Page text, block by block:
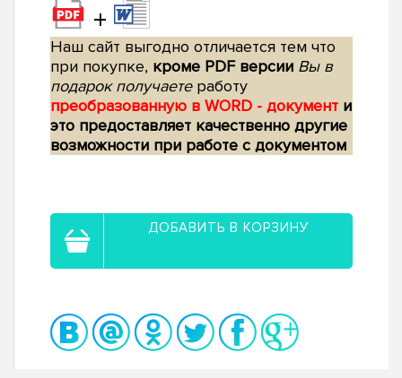
+
Наш сайт выгодно отличается тем что
при покупке, кроме PDF версии Вы в
подарок получаетеработу
преобразованную в WORD - документ и
это предоставляет качественно другие
возможности при работе с документом
ДОБАВИТЬ В КОРЗИНУ